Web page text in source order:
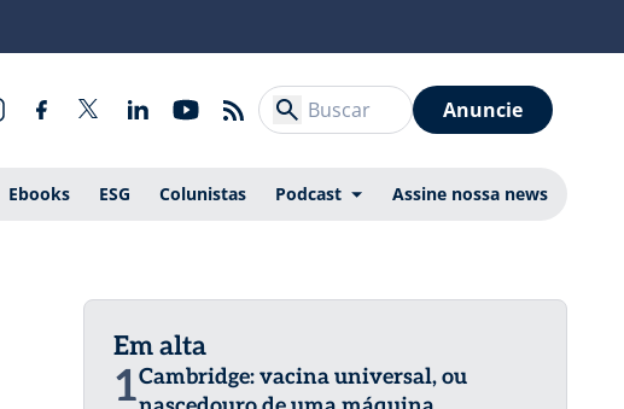
Anuncie
Ebooks ESG Colunistas Podcast Assine nossa news
Em alta
1Cambridge: vacina universal, ou